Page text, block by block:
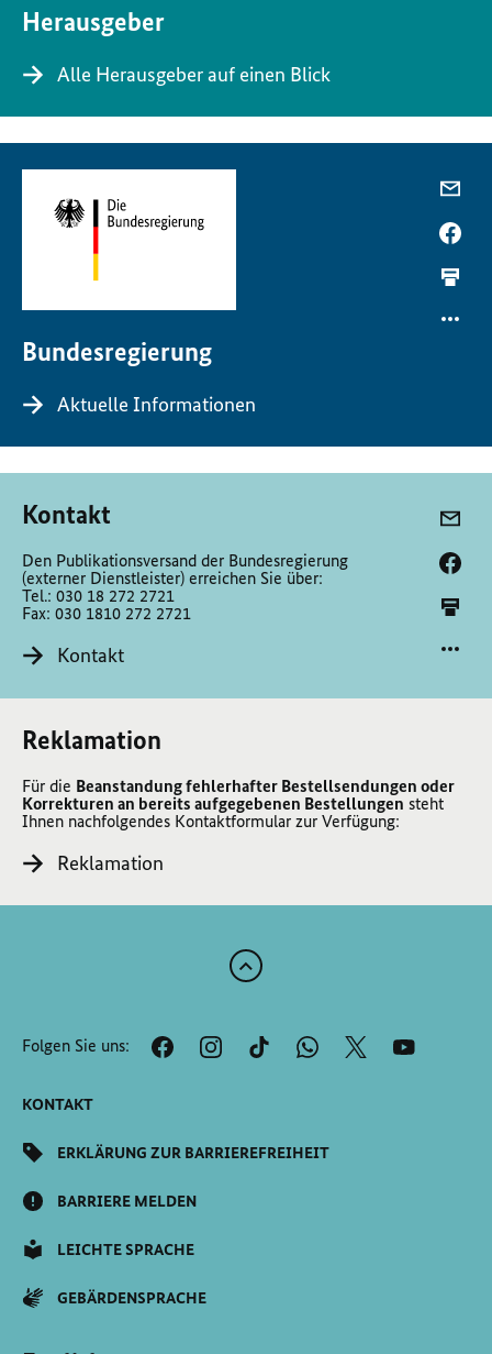
Herausgeber
Alle Herausgeber auf einen Blick
Bundesregierung
Aktuelle Informationen
Kontakt
Den Publikationsversand der Bundesregierung
(externer Dienstleister) erreichen Sie über:
Tel.: 030 18 272 2721
Fax: 030 1810 272 2721
Kontakt
Reklamation
Für die Beanstandung fehlerhafter Bestellsendungen oder
Korrekturen an bereits aufgegebenen Bestellungen steht
Ihnen nachfolgendes Kontaktformular zur Verfügung:
Reklamation
Zum
der
Seite
Folgen Sie uns:
KONTAKT
ERKLÄRUNG ZUR BARRIEREFREIHEIT
BARRIERE MELDEN
LEICHTE SPRACHE
GEBÄRDENSPRACHE